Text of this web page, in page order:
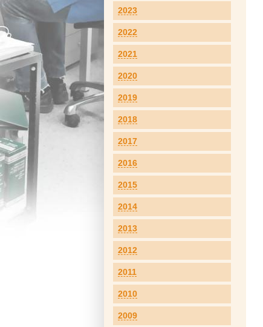
2023
2022
2021
2020
2019
2018
2017
2016
2015
2014
2013
2012
2011
2010
2009